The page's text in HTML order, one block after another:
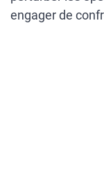
engager de